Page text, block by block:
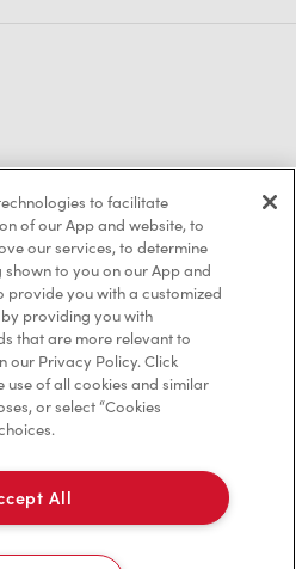
to facilitate
of our App and website, to
our services, to determine
to you on our App and
provide you with a customized
providing you with
that are more relevant to
our Privacy Policy. Click
use of all cookies and similar
or select “Cookies
All